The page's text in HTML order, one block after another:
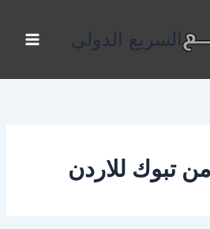
السريع الدولي
تبوك للاردن